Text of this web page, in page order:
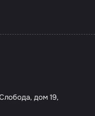
дом 19,